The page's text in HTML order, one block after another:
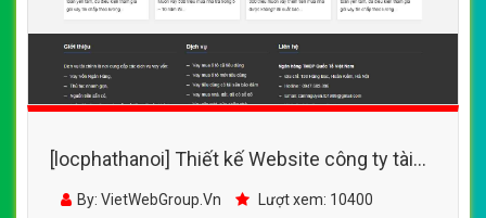
[locphathanoi] Thiết kế Website công ty tài
chính - vaysodo.com - VietWebGroup.Vn
By: VietWebGroup.Vn Lượt xem: 10400